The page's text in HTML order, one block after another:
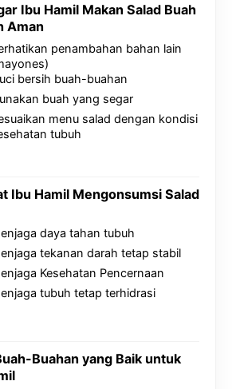
Ibu Hamil Makan Salad Buah
Aman
penambahan bahan lain
bersih buah-buahan
buah yang segar
menu salad dengan kondisi
tubuh
Ibu Hamil Mengonsumsi Salad
daya tahan tubuh
tekanan darah tetap stabil
Kesehatan Pencernaan
tubuh tetap terhidrasi
Buahan yang Baik untuk